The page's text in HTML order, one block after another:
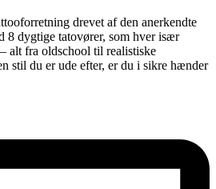
drevet af den anerkendte
8 dygtige tatovører, som hver især
alt fra oldschool til realistiske
stil du er ude efter, er du i sikre hænder